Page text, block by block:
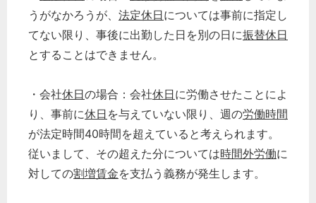
うがなかろうが、 法定休日については事前に指定し
てない限り、事後に出勤した日を別の日に振替休日
とすることはできません。
・会社休日の場合：会社休日に労働させたことによ
り、事前に休日 を与えていない限り、週の労働時間
が法定時間40時間を超えていると考えられます。
従いまして、その超えた分については時間外労働に
対しての割増賃金を支払う義務が発生します。
どのカテゴリーに投稿しますか？
選択してください
労務管理
税務経理
企業法務